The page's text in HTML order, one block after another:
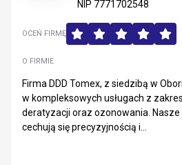
NIP 7771702548
O FIRMIE
Firma DDD Tomex, z siedzibą w
w kompleksowych usługach z
deratyzacji oraz ozonowania. Nasze
cechują się precyzyjnością i...
OCEŃ FIRMĘ